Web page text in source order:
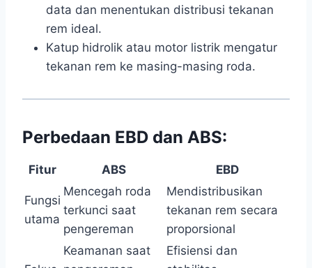
data dan menentukan distribusi tekanan
rem ideal.
Katup hidrolik atau motor listrik mengatur
tekanan rem ke masing-masing roda.
Perbedaan EBD dan ABS:
Fitur ABS EBD
Fungsi
utama
Mencegah roda
terkunci saat
pengereman
Mendistribusikan
tekanan rem secara
proporsional
Keamanan saat
Efisiensi dan